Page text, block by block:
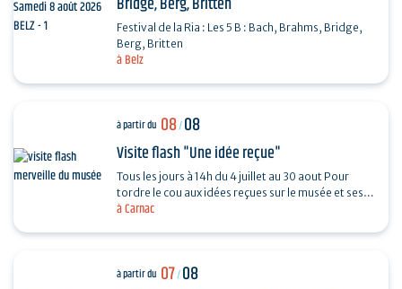
à Belz
Festival de la Ria : Les 5 B : Bach, Brahms, Bridge,
Berg, Britten
à Carnac
à partir du 08/08
Visite flash "Une idée reçue"
Tous les jours à 14h du 4 juillet au 30 aout Pour
tordre le cou aux idées reçues sur le musée et ses
collections, piochez au hasard une question et…
à partir du 07/08